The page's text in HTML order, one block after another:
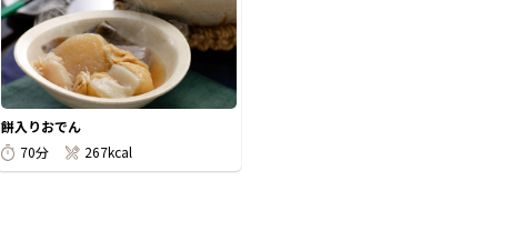
餅入りおでん
70分
267kcal